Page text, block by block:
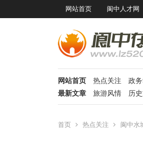
网站首页 阆中人才网
网站首页 热点关注 政
最新文章
旅游风情 历
首页 热点关注 阆中水